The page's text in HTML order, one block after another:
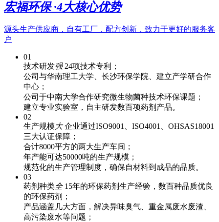
宏福环保 ·4大核心优势
源头生产供应商，自有工厂，配方创新，致力于更好的服务客
户
01
技术研发强 24项技术专利；
公司与华南理工大学、长沙环保学院、建立产学研合作
中心；
公司于中南大学合作研究微生物菌种技术环保课题；
建立专业实验室，自主研发数百项药剂产品。
02
生产规模 大 企业通过ISO9001、ISO4001、OHSAS18001
三大认证保障；
合计8000平方的两大生产车间；
年产能可达50000吨的生产规模；
规范化的生产管理制度，确保自材料到成品的品质。
03
药剂种类全 15年的环保药剂生产经验，数百种品质优良
的环保药剂；
产品涵盖几大方面，解决异味臭气、重金属废水废渣、
高污染废水等问题；